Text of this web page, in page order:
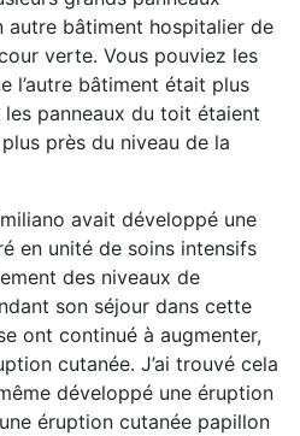
autre bâtiment hospitalier de
verte. Vous pouviez les
l’autre bâtiment était plus
panneaux du toit étaient
près du niveau de la
avait développé une
en unité de soins intensifs
des niveaux de
son séjour dans cette
ont continué à augmenter,
cutanée. J’ai trouvé cela
développé une éruption
éruption cutanée papillon